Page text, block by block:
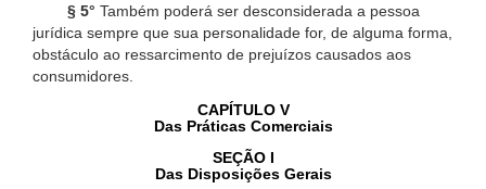
§ 5° Também poderá ser desconsiderada a pessoa
jurídica sempre que sua personalidade for, de alguma forma,
obstáculo ao ressarcimento de prejuízos causados aos
consumidores.
CAPÍTULO V
Das Práticas Comerciais
SEÇÃO I
Das Disposições Gerais